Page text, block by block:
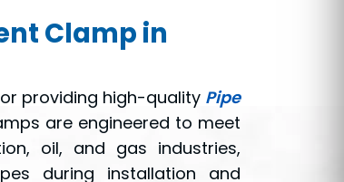
Clamp in
providing high-quality Pipe
are engineered to meet
oil, and gas industries,
during installation and